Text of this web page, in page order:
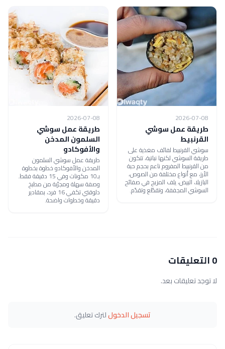
2026-07-08
طريقة عمل سوشي
القرنبيط
سوشي القرنبيط لفائف مغذية على
طريقة السوشي لكنها نباتية، تتكون
من القرنبيط المفروم ناعم بحجم حبة
الأرز، مع أنواع مختلفة من الصوص،
البازيلا، البيض، يلف المزيج في صفائح
السوشي المجففة، وتقطّع وتقدّم.
2026-07-08
طريقة عمل سوشي
السلمون المدخن
والأفوكادو
طريقة عمل سوشي السلمون
المدخن والأفوكادو خطوة بخطوة
بـ10 مكونات وفي 15 دقيقة فقط.
وصفة سهلة ومجرّبة من مطبخ
دلوقتي تكفي 16 فرد، بمقادير
دقيقة وخطوات واضحة.
0 التعليقات
لا توجد تعليقات بعد.
تسجيل الدخوللترك تعليق.